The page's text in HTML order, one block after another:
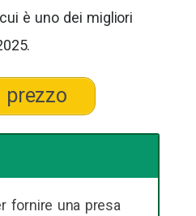
è uno dei migliori
prezzo
fornire una presa